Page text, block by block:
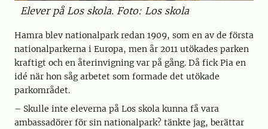
Elever på Los skola. Foto: Los skola
Hamra blev nationalpark redan 1909, som en av de första
nationalparkerna i Europa, men år 2011 utökades parken
kraftigt och en återinvigning var på gång. Då fick Pia en
idé när hon såg arbetet som formade det utökade
parkområdet.
– Skulle inte eleverna på Los skola kunna få vara
ambassadörer för sin nationalpark? tänkte jag, berättar